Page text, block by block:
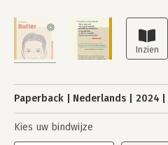
Paperback Nederlands 2024
Kies uw bindwijze